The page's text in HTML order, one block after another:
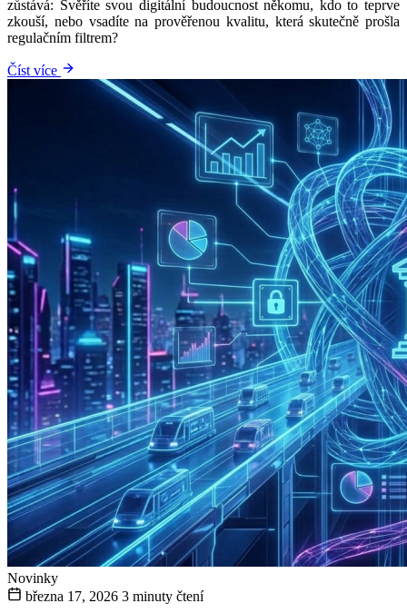
zůstává: Svěříte svou digitální budoucnost někomu, kdo to teprve
zkouší, nebo vsadíte na prověřenou kvalitu, která skutečně prošla
regulačním filtrem?
Číst více
Novinky
března 17, 2026 3 minuty čtení